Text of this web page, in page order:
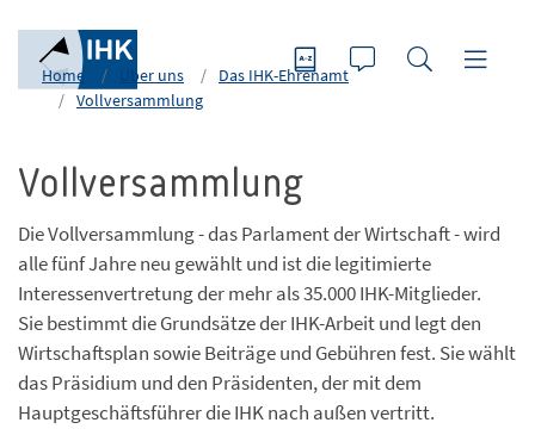
Home Über uns
Das IHK-Ehrenamt
Vollversammlung
Vollversammlung
Die Vollversammlung - das Parlament der Wirtschaft - wird
alle fünf Jahre neu gewählt und ist die legitimierte
Interessenvertretung der mehr als 35.000 IHK-Mitglieder.
Sie bestimmt die Grundsätze der IHK-Arbeit und legt den
Wirtschaftsplan sowie Beiträge und Gebühren fest. Sie wählt
das Präsidium und den Präsidenten, der mit dem
Hauptgeschäftsführer die IHK nach außen vertritt.